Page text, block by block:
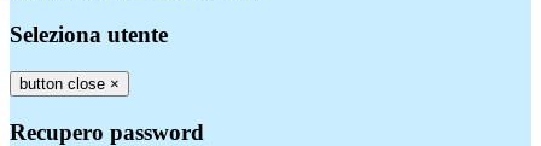
Seleziona utente
button close ×
Recupero password